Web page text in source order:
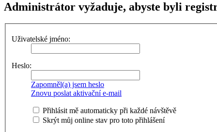
Administrátor vyžaduje, abyste byli
Uživatelské jméno:
Heslo:
Zapomněl(a) jsem heslo
Znovu poslat aktivační e-mail
Přihlásit mě automaticky při každé návštěvě
Skrýt můj online stav pro toto přihlášení